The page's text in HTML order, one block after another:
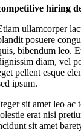
hiring
ullamcorper
posuere
bibendum leo.
diam, vel
pellent esque
ipsum.
sit amet leo ac
erat nisi
sit amet